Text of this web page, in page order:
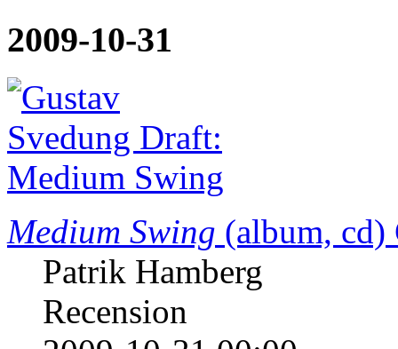
2009-10-31
Medium Swing (album, cd)
Patrik Hamberg
Recension